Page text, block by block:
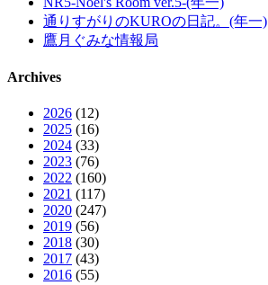
通りすがりのKUROの日記。(年一)
鷹月ぐみな情報局
Archives
2026 (12)
2025 (16)
2024 (33)
2023 (76)
2022 (160)
2021 (117)
2020 (247)
2019 (56)
2018 (30)
2017 (43)
2016 (55)